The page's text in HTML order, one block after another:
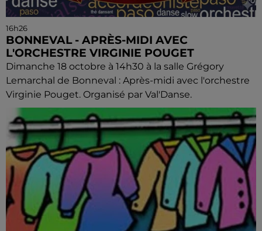
16h26
BONNEVAL - APRÈS-MIDI AVEC
L'ORCHESTRE VIRGINIE POUGET
Dimanche 18 octobre à 14h30 à la salle Grégory
Lemarchal de Bonneval : Après-midi avec l'orchestre
Virginie Pouget. Organisé par Val'Danse.